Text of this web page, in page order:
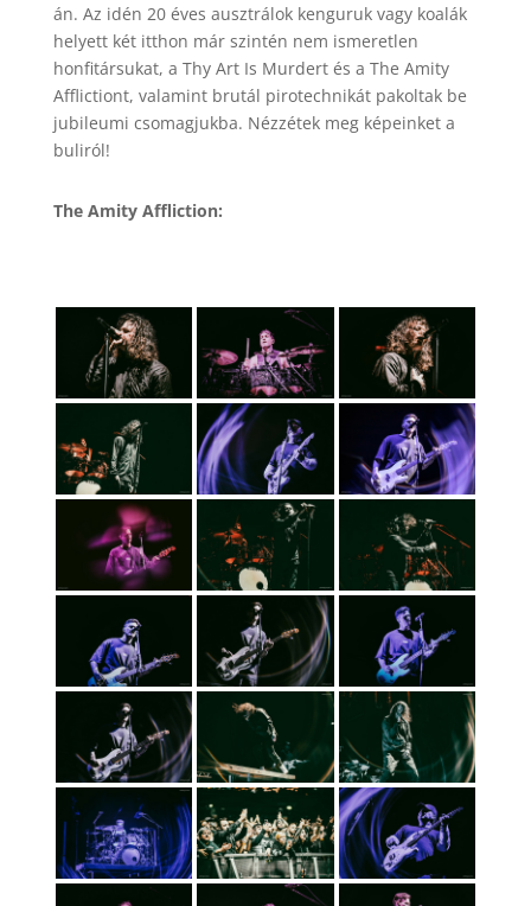
án. Az idén 20 éves ausztrálok kenguruk vagy koalák
helyett két itthon már szintén nem ismeretlen
honfitársukat, a Thy Art Is Murdert és a The Amity
Afflictiont, valamint brutál pirotechnikát pakoltak be
jubileumi csomagjukba. Nézzétek meg képeinket a
buliról!
The Amity Affliction: